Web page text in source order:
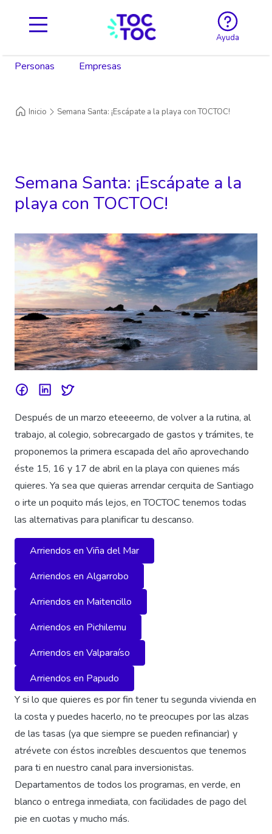
Ayuda
Personas Empresas
Inicio Semana Santa: ¡Escápate a la playa con TOCTOC!
Semana Santa: ¡Escápate a la
playa con TOCTOC!
Después de un marzo eteeeerno, de volver a la rutina, al
trabajo, al colegio, sobrecargado de gastos y trámites, te
proponemos la primera escapada del año aprovechando
éste 15, 16 y 17 de abril en la playa con quienes más
quieres. Ya sea que quieras arrendar cerquita de Santiago
o irte un poquito más lejos, en TOCTOC tenemos todas
las alternativas para planificar tu descanso.
Arriendos en Viña del Mar
Arriendos en Algarrobo
Arriendos en Maitencillo
Arriendos en Pichilemu
Arriendos en Valparaíso
Arriendos en Papudo
Y si lo que quieres es por fin tener tu segunda vivienda en
la costa y puedes hacerlo, no te preocupes por las alzas
de las tasas (ya que siempre se pueden refinanciar) y
atrévete con éstos increíbles descuentos que tenemos
para ti en nuestro canal para inversionistas.
Departamentos de todos los programas, en verde, en
blanco o entrega inmediata, con facilidades de pago del
pie en cuotas y mucho más.